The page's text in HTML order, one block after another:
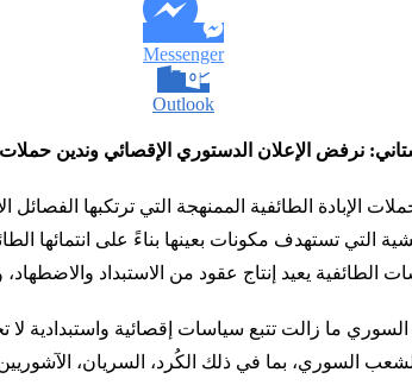
Messenger
Outlook
نرفض الإعلان الدستوري الإقصائي وندين
الطائفية الممنهجة التي ترتكبها
التي تستهدف مكونات بعينها بناءً على
الطائفية يعيد إنتاج عقود من الاستبداد
ما زالت تتبع سياسات إقصائية واستبدادية
السوري، بما في ذلك الكُرد، السريان،